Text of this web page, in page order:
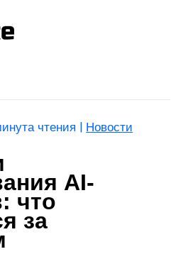
чтения | Новости
AI-
что
за